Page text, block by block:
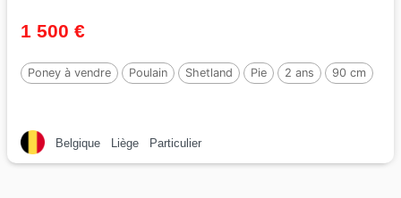
1 500 €
Poney à vendre Poulain Shetland Pie 2 ans 90 cm
Belgique Liège Particulier